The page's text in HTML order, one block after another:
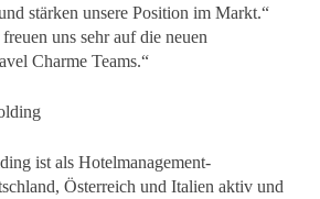
stärken unsere Position im Markt.“
uns sehr auf die neuen
Charme Teams.“
ist als Hotelmanagement-
Österreich und Italien aktiv und